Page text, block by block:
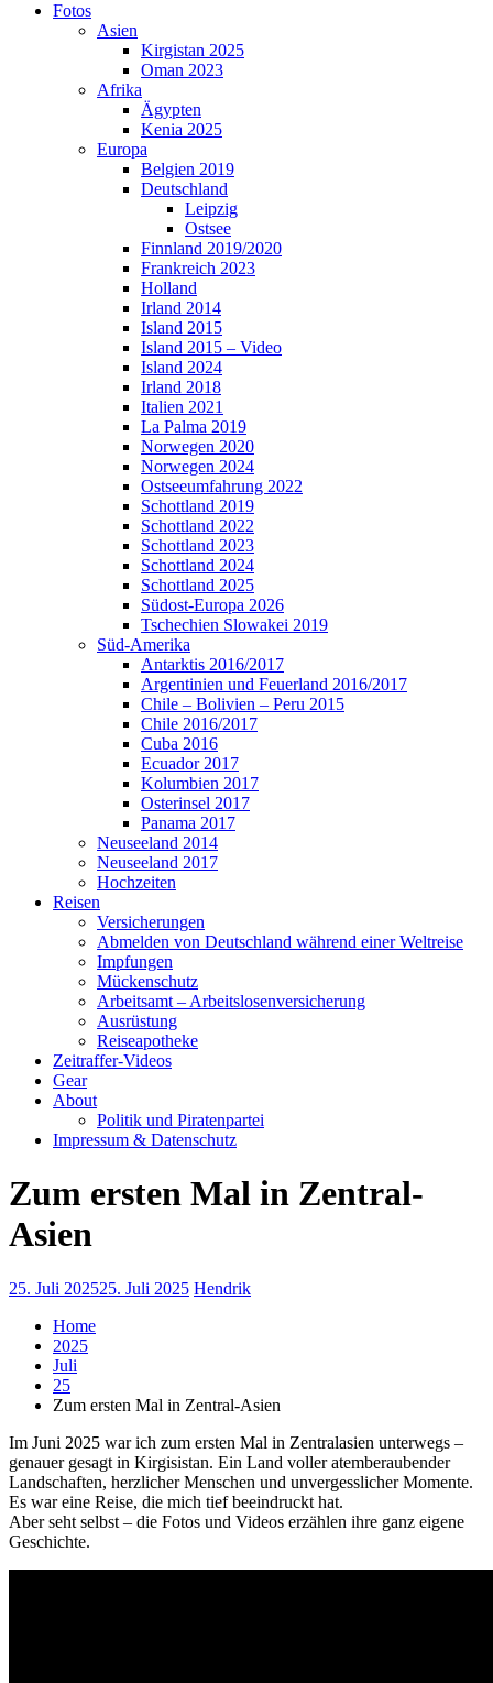
Fotos
Asien
Kirgistan 2025
Oman 2023
Afrika
Ägypten
Kenia 2025
Europa
Belgien 2019
Deutschland
Leipzig
Ostsee
Finnland 2019/2020
Frankreich 2023
Holland
Irland 2014
Island 2015
Island 2015 – Video
Island 2024
Irland 2018
Italien 2021
La Palma 2019
Norwegen 2020
Norwegen 2024
Ostseeumfahrung 2022
Schottland 2019
Schottland 2022
Schottland 2023
Schottland 2024
Schottland 2025
Südost-Europa 2026
Tschechien Slowakei 2019
Süd-Amerika
Antarktis 2016/2017
Argentinien und Feuerland 2016/2017
Chile – Bolivien – Peru 2015
Chile 2016/2017
Cuba 2016
Ecuador 2017
Kolumbien 2017
Osterinsel 2017
Panama 2017
Neuseeland 2014
Neuseeland 2017
Hochzeiten
Reisen
Versicherungen
Abmelden von Deutschland während einer Weltreise
Impfungen
Mückenschutz
Arbeitsamt – Arbeitslosenversicherung
Ausrüstung
Reiseapotheke
Zeitraffer-Videos
Gear
About
Politik und Piratenpartei
Impressum & Datenschutz
Zum ersten Mal in Zentral-
Asien
25. Juli 202525. Juli 2025 Hendrik
Home
2025
Juli
25
Zum ersten Mal in Zentral-Asien
Im Juni 2025 war ich zum ersten Mal in Zentralasien unterwegs –
genauer gesagt in Kirgisistan. Ein Land voller atemberaubender
Landschaften, herzlicher Menschen und unvergesslicher Momente.
Es war eine Reise, die mich tief beeindruckt hat.
Aber seht selbst – die Fotos und Videos erzählen ihre ganz eigene
Geschichte.